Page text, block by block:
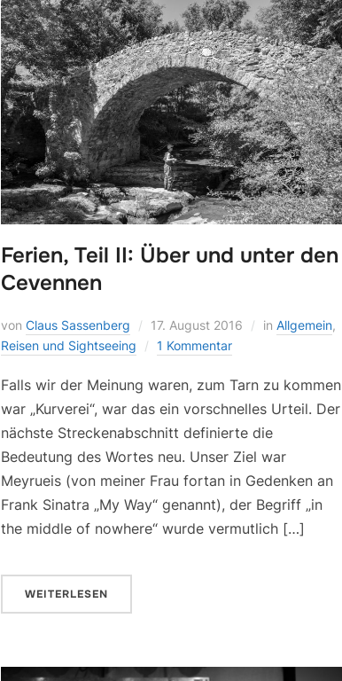
Ferien, Teil II: Über und unter den
Cevennen
vonClaus Sassenberg 17. August 2016 in Allgemein,
Reisen und Sightseeing
1 Kommentar
Falls wir der Meinung waren, zum Tarn zu kommen
war „Kurverei“, war das ein vorschnelles Urteil. Der
nächste Streckenabschnitt definierte die
Bedeutung des Wortes neu. Unser Ziel war
Meyrueis (von meiner Frau fortan in Gedenken an
Frank Sinatra „My Way“ genannt), der Begriff „in
the middle of nowhere“ wurde vermutlich […]
WEITERLESEN